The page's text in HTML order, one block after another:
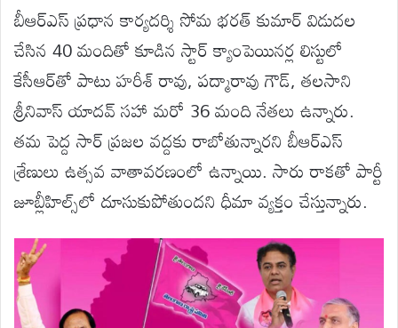
బీఆర్ఎస్ ప్రధాన కార్యదర్శి సోమ భరత్ కుమార్ విడుదల
చేసిన 40 మందితో కూడిన స్టార్ క్యాంపెయినర్ల లిస్టులో
కేసీఆర్‌తో పాటు హరీశ్ రావు, పద్మారావు గౌడ్, తలసాని
శ్రీనివాస్ యాదవ్ సహా మరో 36 మంది నేతలు ఉన్నారు.
తమ పెద్ద సార్ ప్రజల వద్దకు రాబోతున్నారని బీఆర్ఎస్
శ్రేణులు ఉత్సవ వాతావరణంలో ఉన్నాయి. సారు రాకతో పార్టీ
జూబ్లీహిల్స్‌లో దూసుకుపోతుందని ధీమా వ్యక్తం చేస్తున్నారు.